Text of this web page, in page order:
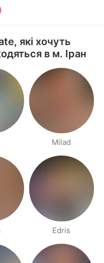
які хочуть
в м. Іран
Milad
Edris